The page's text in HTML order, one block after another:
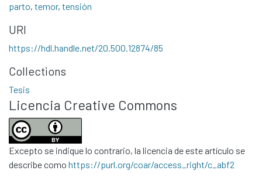
Communities & Collections
All of DSpace
Statistics
Contacto
Políticas
parto, temor, tensión
URI
https://hdl.handle.net/20.500.12874/85
Collections
Tesis
Licencia Creative Commons
Excepto se indique lo contrario, la licencia de este artículo se
describe como https://purl.org/coar/access_right/c_abf2